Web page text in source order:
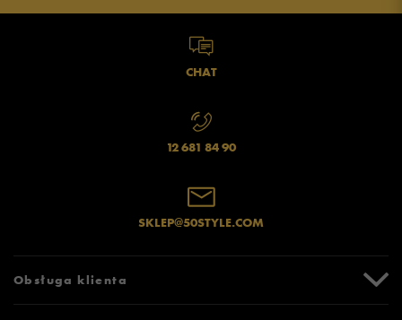
CHAT
12 681 84 90
SKLEP@50STYLE.COM
Obsługa klienta